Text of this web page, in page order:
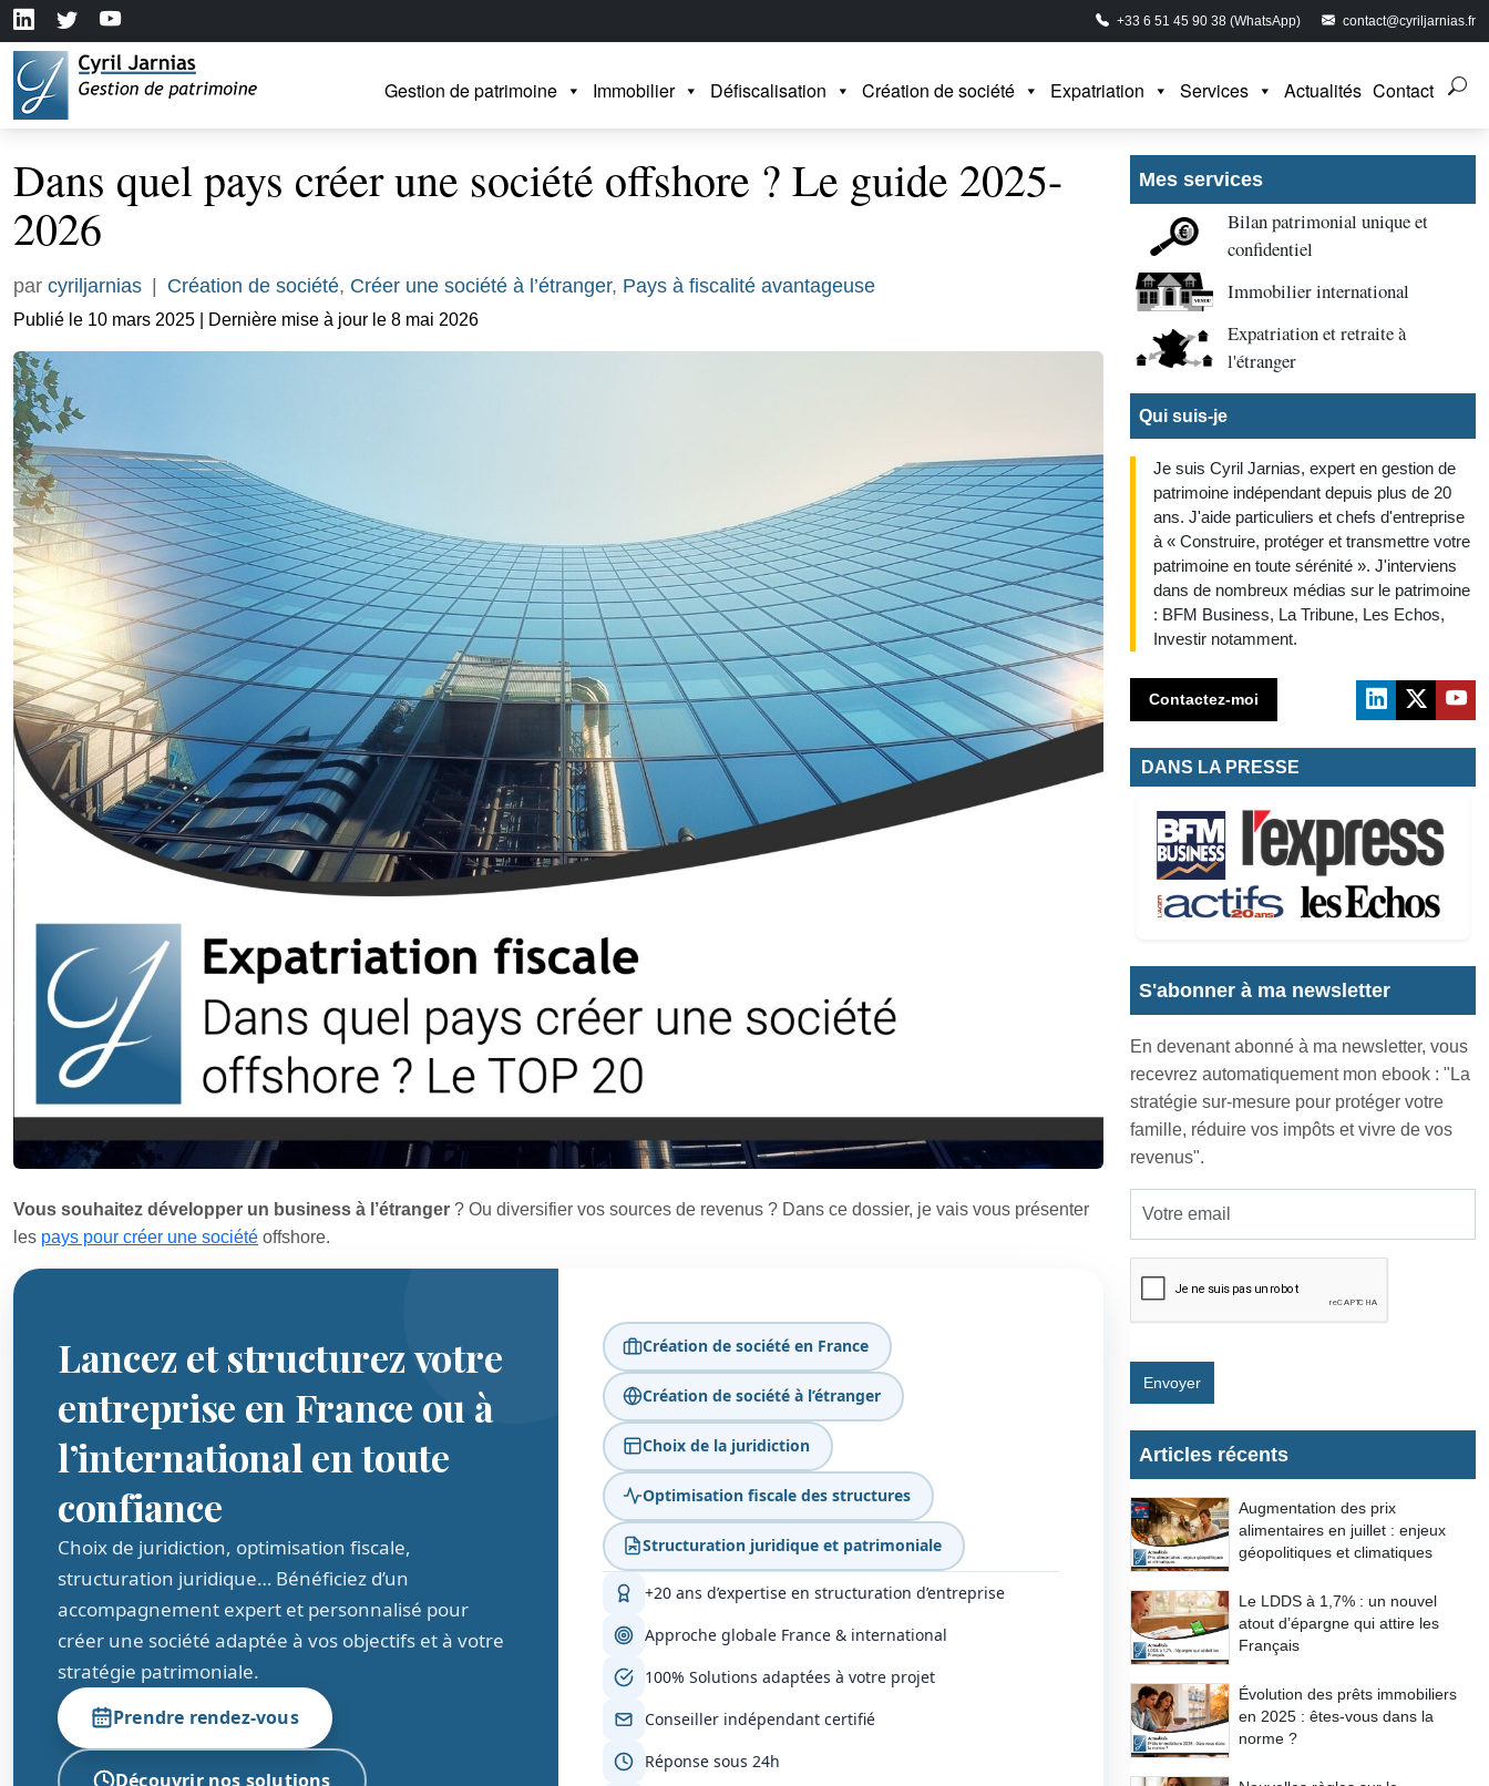
+33 6 51 45 90 38 (WhatsApp) contact@cyriljarnias.fr
Gestion de patrimoine Immobilier Défiscalisation Création de société Expatriation Services Actualités Contact
Dans quel pays créer une société offshore ? Le guide 2025-
2026
par cyriljarnias Création de société, Créer une société à l’étranger, Pays à fiscalité avantageuse
Publié le 10 mars 2025 | Dernière mise à jour le 8 mai 2026
Vous souhaitez développer un business à l’étranger ? Ou diversifier vos sources de revenus ? Dans ce dossier, je vais vous présenter
les pays pour créer une société offshore.
Lancez et structurez votre
entreprise en France ou à
l’international en toute
confiance
Choix de juridiction, optimisation fiscale,
structuration juridique… Bénéficiez d’un
accompagnement expert et personnalisé pour
créer une société adaptée à vos objectifs et à votre
stratégie patrimoniale.
Prendre rendez-vous
Découvrir nos solutions
Création de société en France
Création de société à l’étranger
Choix de la juridiction
Optimisation fiscale des structures
Structuration juridique et patrimoniale
+20 ans d’expertise en structuration d’entreprise
Approche globale France & international
100% Solutions adaptées à votre projet
Conseiller indépendant certifié
Réponse sous 24h
Mes services
Bilan patrimonial unique et
confidentiel
Immobilier international
Expatriation et retraite à
l'étranger
Qui suis-je
Je suis Cyril Jarnias, expert en gestion de
patrimoine indépendant depuis plus de 20
ans. J'aide particuliers et chefs d'entreprise
à « Construire, protéger et transmettre votre
patrimoine en toute sérénité ». J'interviens
dans de nombreux médias sur le patrimoine
: BFM Business, La Tribune, Les Echos,
Investir notamment.
Contactez-moi
DANS LA PRESSE
S'abonner à ma newsletter
En devenant abonné à ma newsletter, vous
recevrez automatiquement mon ebook : "La
stratégie sur-mesure pour protéger votre
famille, réduire vos impôts et vivre de vos
revenus".
Envoyer
Articles récents
Augmentation des prix
alimentaires en juillet : enjeux
géopolitiques et climatiques
Le LDDS à 1,7% : un nouvel
atout d’épargne qui attire les
Français
Évolution des prêts immobiliers
en 2025 : êtes-vous dans la
norme ?